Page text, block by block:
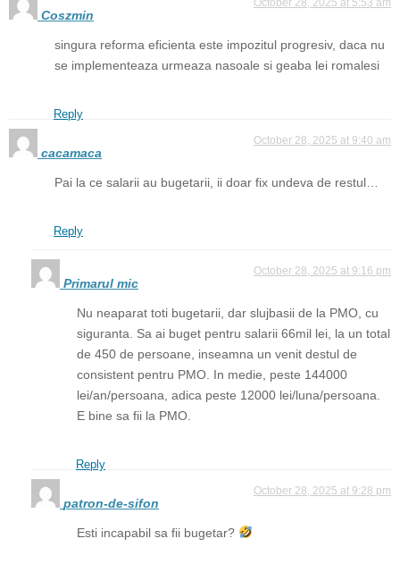
Coszmin
singura reforma eficienta este impozitul progresiv, daca nu
se implementeaza urmeaza nasoale si geaba lei romalesi
Reply
cacamaca
October 28, 2025 at 9:40 am
Pai la ce salarii au bugetarii, ii doar fix undeva de restul…
Reply
Primarul mic
October 28, 2025 at 9:16 pm
Nu neaparat toti bugetarii, dar slujbasii de la PMO, cu
siguranta. Sa ai buget pentru salarii 66mil lei, la un total
de 450 de persoane, inseamna un venit destul de
consistent pentru PMO. In medie, peste 144000
lei/an/persoana, adica peste 12000 lei/luna/persoana.
E bine sa fii la PMO.
Reply
patron-de-sifon
October 28, 2025 at 9:28 pm
Esti incapabil sa fii bugetar?